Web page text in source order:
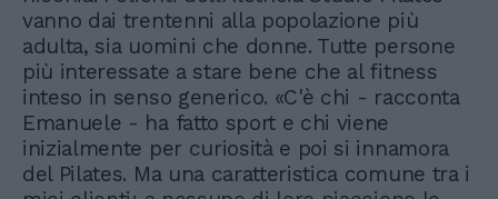
vanno dai trentenni alla popolazione più
adulta, sia uomini che donne. Tutte persone
più interessate a stare bene che al fitness
inteso in senso generico. «C'è chi - racconta
Emanuele - ha fatto sport e chi viene
inizialmente per curiosità e poi si innamora
del Pilates. Ma una caratteristica comune tra i